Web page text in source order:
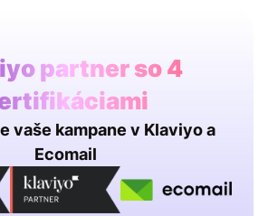
partner so 4
vaše kampane v Klaviyo a
Ecomail